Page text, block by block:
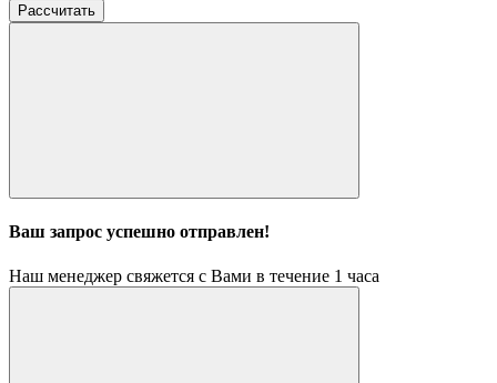
Рассчитать
Ваш запрос успешно отправлен!
Наш менеджер свяжется с Вами в течение 1 часа